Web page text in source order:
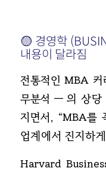
🟡 경영학
내용이 달라짐
전통적인 MBA
무분석 — 의 상당
지면서, “MBA를
업계에서 진지하
Harvard